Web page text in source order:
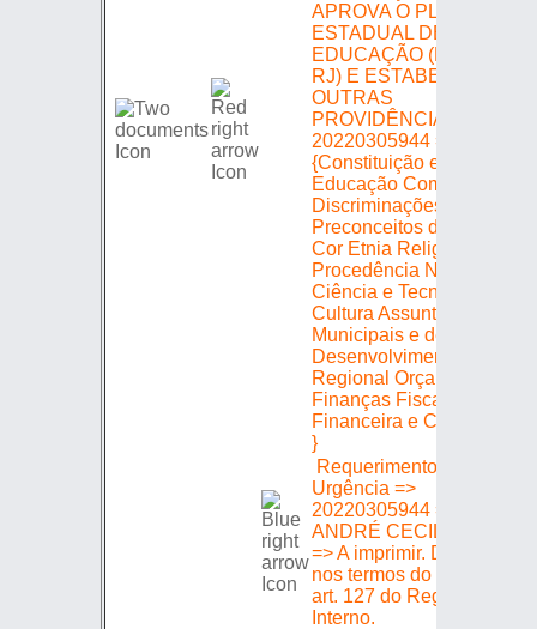
APROVA O PLANO
ESTADUAL DE
EDUCAÇÃO (PEE-
RJ) E ESTABELECE
OUTRAS
PROVIDÊNCIAS =>
20220305944 =>
{Constituição e Justiça
Educação Combate às
Discriminações e
Preconceitos de Raça
Cor Etnia Religião e
Procedência Nacional
Ciência e Tecnologia
Cultura Assuntos
Municipais e de
Desenvolvimento
Regional Orçamento
Finanças Fiscalização
Financeira e Controle
}
Requerimento de
Urgência =>
20220305944 =>
ANDRÉ CECILIANO
=> A imprimir. Deferido
nos termos do § 4 do
art. 127 do Regimento
Interno.